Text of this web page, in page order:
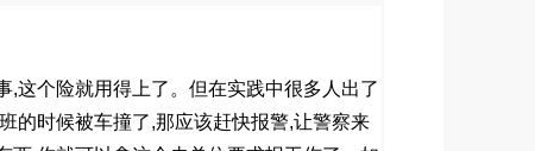
,这个险就用得上了。但在实践中很多人出了
的时候被车撞了,那应该赶快报警,让警察来